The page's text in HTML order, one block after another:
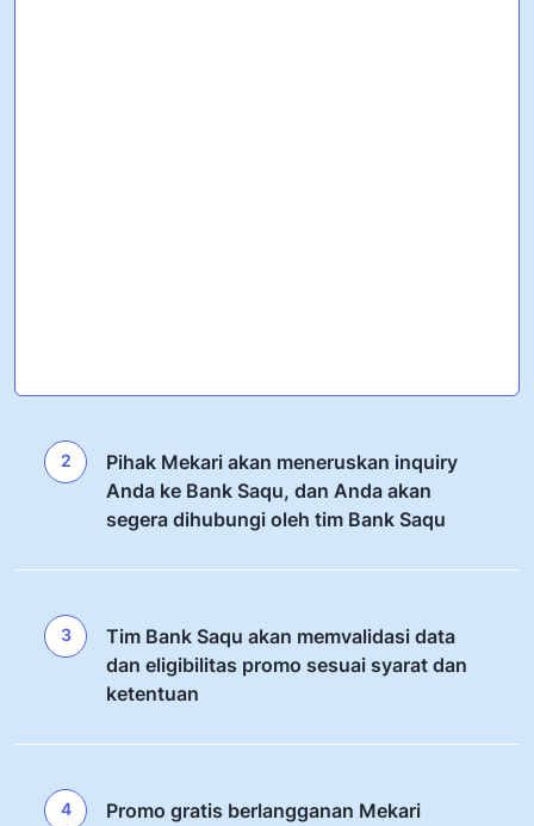
2
Pihak Mekari akan meneruskan inquiry
Anda ke Bank Saqu, dan Anda akan
segera dihubungi oleh tim Bank Saqu
3
Tim Bank Saqu akan memvalidasi data
dan eligibilitas promo sesuai syarat dan
ketentuan
4
Promo gratis berlangganan Mekari